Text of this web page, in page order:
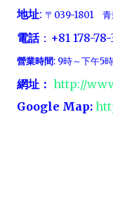
地址: 〒039-1801 青
電話：+81 178-78-
營業時間: 9時～下午5時
網址： http://
Google Map: